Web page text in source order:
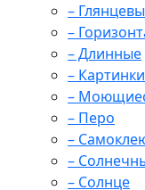
–
–
– Длинные
– Картинки
–
– Перо
–
–
– Солнце